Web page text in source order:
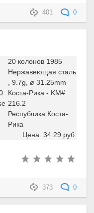
401 0
20 колонов 1985
Нержавеющая сталь
, 9.7g, ø 31.25mm
Коста-Рика - KM#
216.2
Республика Коста-
Рика
Цена: 34.29 руб.
373 0